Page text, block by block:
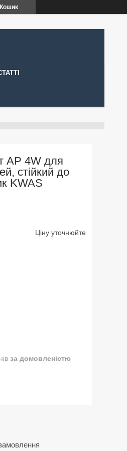
Кошик
AP 4W для
стійкий до
KWAS
Ціну уточнюйте
за домовленістю